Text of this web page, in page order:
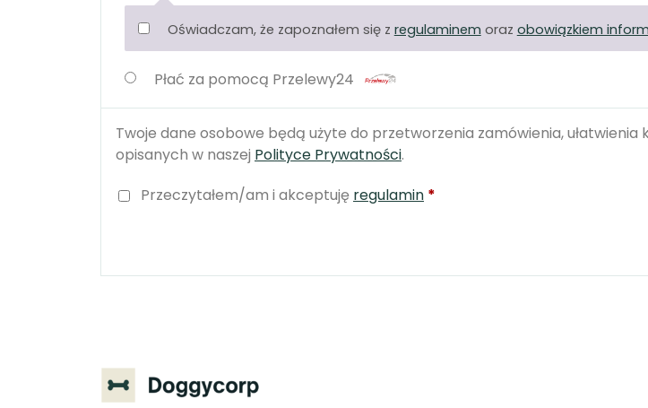
Oświadczam, że zapoznałem się z regulaminem oraz obowiązkiem
Płać za pomocą Przelewy24
Twoje dane osobowe będą użyte do przetworzenia zamówienia,
opisanych w naszej Polityce Prywatności.
Przeczytałem/am i akceptuję regulamin *